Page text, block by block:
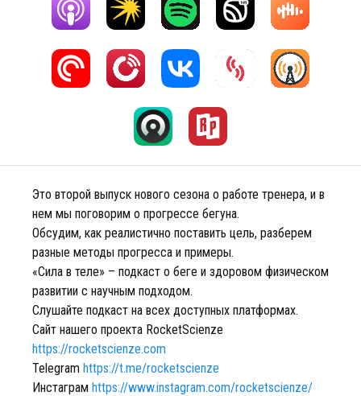
Это второй выпуск нового сезона о работе тренера, и в
нем мы поговорим о прогрессе бегуна.
Обсудим, как реалистично поставить цель, разберем
разные методы прогресса и примеры.
«Сила в теле» – подкаст о беге и здоровом физическом
развитии с научным подходом.
Слушайте подкаст на всех доступных платформах.
Сайт нашего проекта RocketScienze
https://rocketscienze.com
Telegram https://t.me/rocketscienze
Инстаграм https://www.instagram.com/rocketscienze/